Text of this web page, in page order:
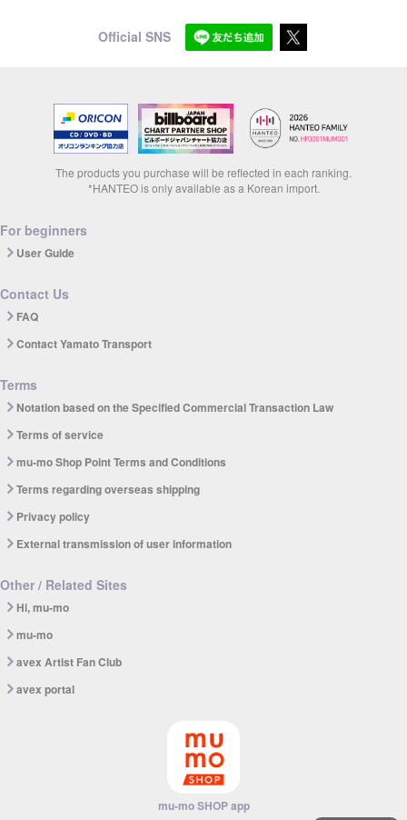
Official SNS
The products you purchase will be reflected in each ranking.
*HANTEO is only available as a Korean import.
For beginners
User Guide
Contact Us
FAQ
Contact Yamato Transport
Terms
Notation based on the Specified Commercial Transaction Law
Terms of service
mu-mo Shop Point Terms and Conditions
Terms regarding overseas shipping
Privacy policy
External transmission of user information
Other / Related Sites
Hi, mu-mo
mu-mo
avex Artist Fan Club
avex portal
mu-mo SHOP app